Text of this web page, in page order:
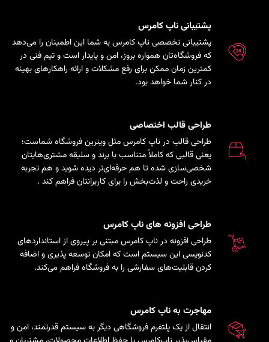
پشتیبانی ناپ کامرس
پشتیبانی تخصصی ناپ کامرس به شما این اطمینان را می‌دهد
که فروشگاه‌تان همواره بروز، امن و پایدار است و تیم فنی در
کمترین زمان ممکن برای رفع مشکلات و ارائه راهکارهای بهینه
در کنار شما خواهد بود.
طراحی قالب اختصاصی
طراحی قالب در ناپ کامرس مثل ویترین فروشگاه شماست؛
یعنی قالبی که کاملاً متناسب با برند و سلیقه مشتری‌هایتان
شخصی‌سازی شده تا هم حرفه‌ای‌تر دیده شوید و هم تجربه
خریدی راحت و لذت‌بخش را برای کاربرانتان فراهم کند .
طراحی افزونه های ناپ کامرس
طراحی افزونه در ناپ کامرس مبتنی بر پیروی از استانداردهای
کدنویسی این سیستم است که امکان توسعه پذیری و اضافه
کردن قابلیت‌های سفارشی را به فروشگاه فراهم می‌کند.
مهاجرت به ناپ کامرس
انتقال از یک پلتفرم فروشگاهی دیگر به سیستم قدرتمند، امن و